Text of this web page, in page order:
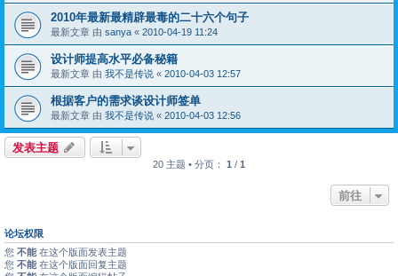
2010年最新最精辟最毒的二十六个句子
最新文章 由 sanya « 2010-04-19 11:24
设计师提高水平必备秘籍
最新文章 由 我不是传说 « 2010-04-03 12:57
根据客户的需求谈设计师签单
最新文章 由 我不是传说 « 2010-04-03 12:56
发表主题
20 主题 • 分页： 1 / 1
前往
论坛权限
您 不能 在这个版面发表主题
您 不能 在这个版面回复主题